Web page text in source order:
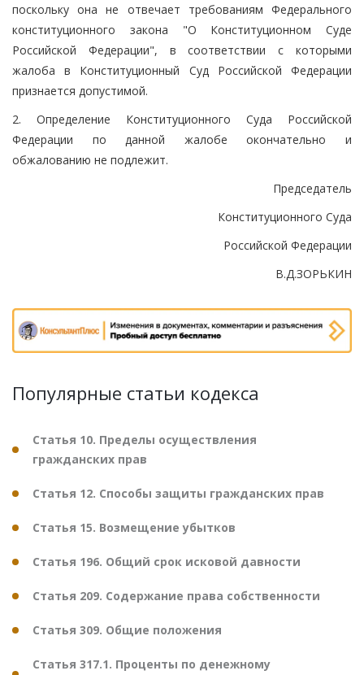
поскольку она не отвечает требованиям Федерального
конституционного закона "О Конституционном Суде
Российской Федерации", в соответствии с которыми
жалоба в Конституционный Суд Российской Федерации
признается допустимой.
2. Определение Конституционного Суда Российской
Федерации по данной жалобе окончательно и
обжалованию не подлежит.
Председатель
Конституционного Суда
Российской Федерации
В.Д.ЗОРЬКИН
Популярные статьи кодекса
Статья 10. Пределы осуществления
гражданских прав
Статья 12. Способы защиты гражданских прав
Статья 15. Возмещение убытков
Статья 196. Общий срок исковой давности
Статья 209. Содержание права собственности
Статья 309. Общие положения
Статья 317.1. Проценты по денежному